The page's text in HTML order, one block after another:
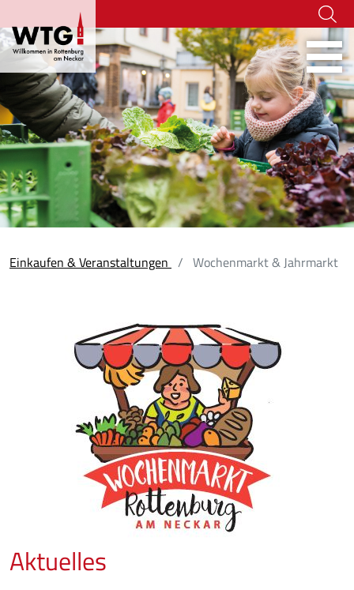
WebcamsSocial
Einkaufen & Veranstaltungen Wochenmarkt & Jahrmarkt
Aktuelles